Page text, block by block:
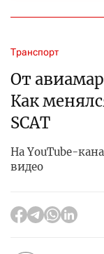
Транспорт
От
Как
SCAT
На YouTube-
видео